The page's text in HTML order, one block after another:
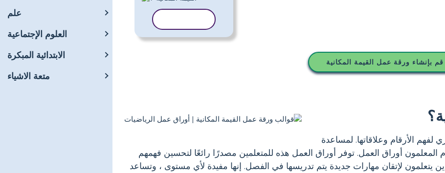
علم
العلوم الإجتماعية
الابتدائية المبكرة
متعة الاشياء
قم بإنشاء ورقة عمل القيمة المكانية
الأرقام وعلاقاتها. لمساعدة
المعلمون أوراق العمل. توفر أوراق العمل هذه للمتعلمين مصدرًا رائعًا لتحسين فهمهم
يتعلمون لإتقان مهارات جديدة يتم تدريسها في الفصل. إنها مفيدة لأي مستوى ، وتساعد